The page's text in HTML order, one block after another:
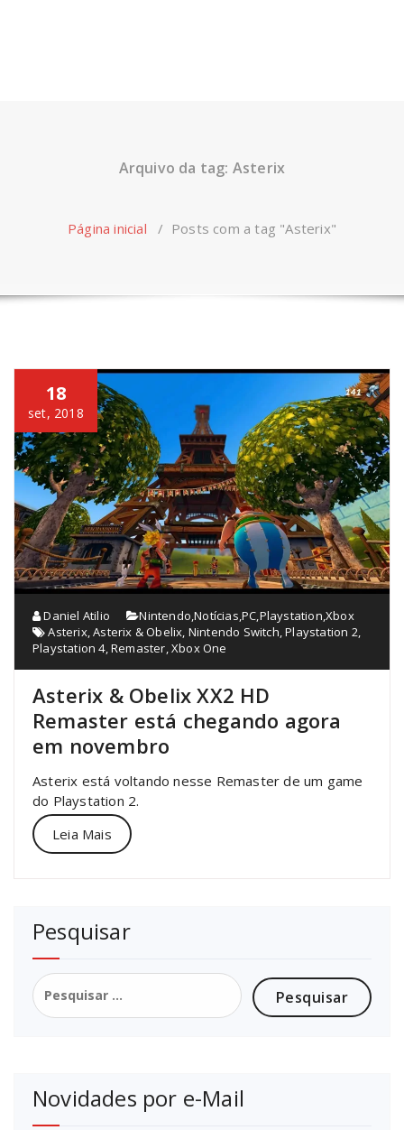
Arquivo da tag: Asterix
Página inicial / Posts com a tag "Asterix"
18
set, 2018
Daniel Atilio Nintendo,Notícias,PC,Playstation,Xbox
Asterix,Asterix & Obelix, Nintendo Switch,Playstation 2,
Playstation 4,Remaster,Xbox One
Asterix & Obelix XX2 HD
Remaster está chegando agora
em novembro
Asterix está voltando nesse Remaster de um game
do Playstation 2.
Leia Mais
Pesquisar
Pesquisar
por:
Novidades por e-Mail